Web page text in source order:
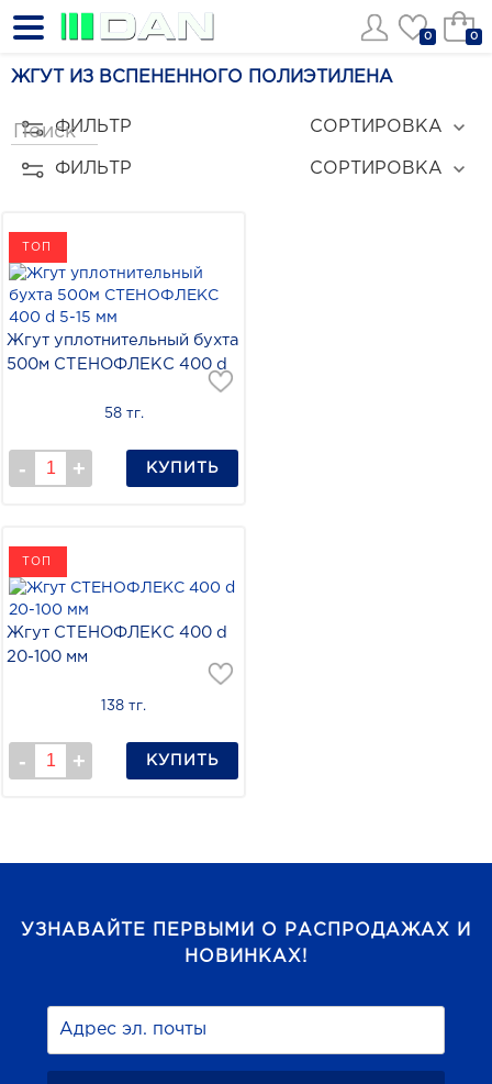
0 0
ЖГУТ ИЗ ВСПЕНЕННОГО ПОЛИЭТИЛЕНА
ФИЛЬТР СОРТИРОВКА
ФИЛЬТР СОРТИРОВКА
ТОП
Жгут уплотнительный бухта
500м СТЕНОФЛЕКС 400 d
58 тг.
КУПИТЬ
ТОП
Жгут СТЕНОФЛЕКС 400 d
20-100 мм
138 тг.
КУПИТЬ
УЗНАВАЙТЕ ПЕРВЫМИ О РАСПРОДАЖАХ И
НОВИНКАХ!